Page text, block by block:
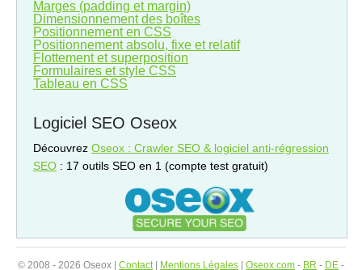
Marges (padding et margin)
Dimensionnement des boîtes
Positionnement en CSS
Positionnement absolu, fixe et relatif
Flottement et superposition
Formulaires et style CSS
Tableau en CSS
Logiciel SEO Oseox
Découvrez Oseox : Crawler SEO & logiciel anti-régression
SEO : 17 outils SEO en 1 (compte test gratuit)
© 2008 - 2026 Oseox | Contact| Mentions Légales Oseox.com - BR - DE -